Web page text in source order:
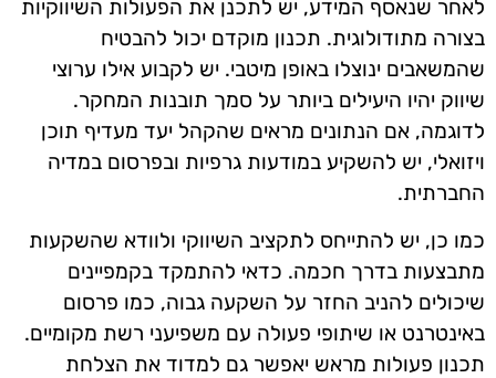
לאחר שנאסף המידע, יש לתכנן את הפעולות השיווקיות
בצורה מתודולוגית. תכנון מוקדם יכול להבטיח
שהמשאבים ינוצלו באופן מיטבי. יש לקבוע אילו ערוצי
שיווק יהיו היעילים ביותר על סמך תובנות המחקר.
לדוגמה, אם הנתונים מראים שהקהל יעד מעדיף תוכן
ויזואלי, יש להשקיע במודעות גרפיות ובפרסום במדיה
החברתית.
כמו כן, יש להתייחס לתקציב השיווקי ולוודא שהשקעות
מתבצעות בדרך חכמה. כדאי להתמקד בקמפיינים
שיכולים להניב החזר על השקעה גבוה, כמו פרסום
באינטרנט או שיתופי פעולה עם משפיעני רשת מקומיים.
תכנון פעולות מראש יאפשר גם למדוד את הצלחת